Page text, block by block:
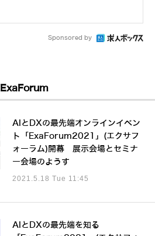
Sponsored by
ExaForum
AIとDXの最先端オンラインイベン
ト「ExaForum2021」(エクサフ
ォーラム)開幕 展示会場とセミナ
ー会場のようす
2021.5.18 Tue 11:45
AIとDXの最先端を知る